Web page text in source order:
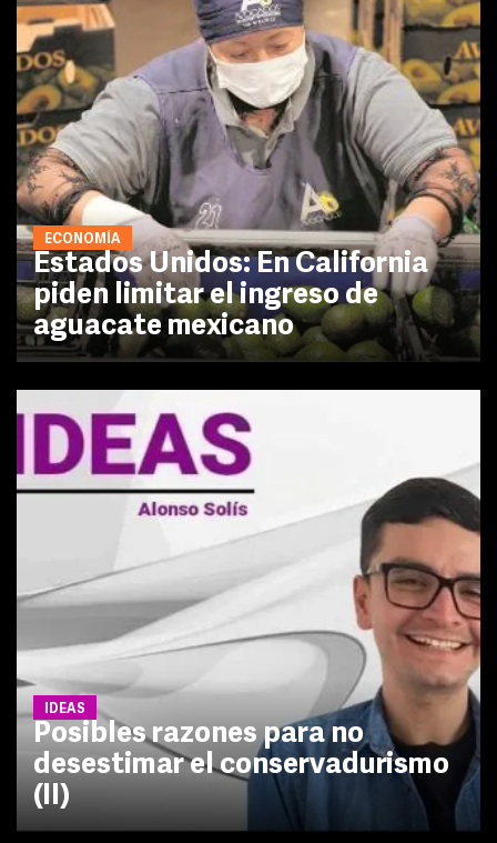
ECONOMÍA
Estados Unidos: En California
piden limitar el ingreso de
aguacate mexicano
IDEAS
Posibles razones para no
desestimar el conservadurismo
(II)